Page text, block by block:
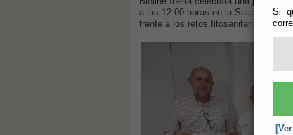
Si
a las 12:00 horas en la Sala del
frente a los retos fitosanitarios que